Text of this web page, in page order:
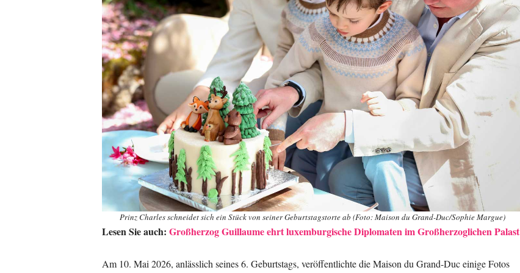
Prinz Charles schneidet sich ein Stück von seiner Geburtstagstorte ab (Foto: Maison du Grand-Duc/Sophie Margue)
Lesen Sie auch: Großherzog Guillaume ehrt luxemburgische Diplomaten im Großherzoglichen Palast
Am 10. Mai 2026, anlässlich seines 6. Geburtstags, veröffentlichte die Maison du Grand-Duc einige Fotos